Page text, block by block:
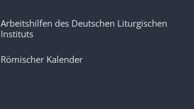
Arbeitshilfen des Deutschen Liturgischen
Instituts
Römischer Kalender